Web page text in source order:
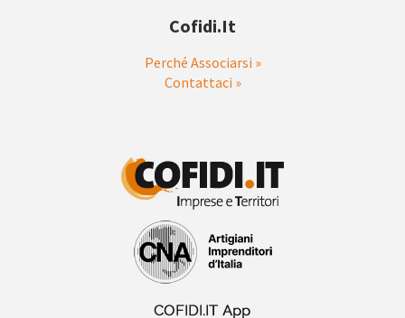
Cofidi.it
Perché Associarsi »
Contattaci »